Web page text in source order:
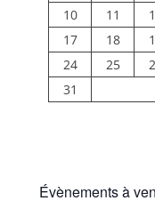
10
11
17
18
24
25
31
Évènements à